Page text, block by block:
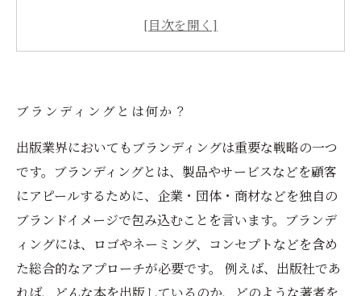
電子書籍を作成する際に考慮すべきポイントと
ブランディングとは何か？
出版業界においてもブランディングは重要な戦略の一つ
です。ブランディングとは、製品やサービスなどを顧客
にアピールするために、企業・団体・商材などを独自の
ブランドイメージで包み込むことを言います。ブランデ
ィングには、ロゴやネーミング、コンセプトなどを含め
た総合的なアプローチが必要です。 例えば、出版社であ